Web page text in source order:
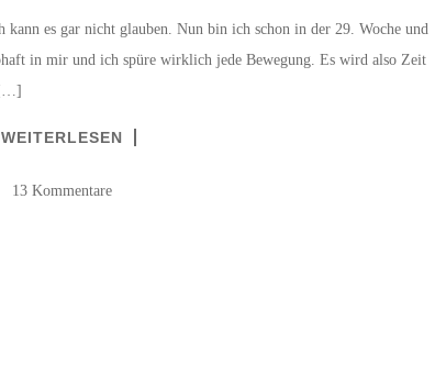
kann es gar nicht glauben. Nun bin ich schon in der 29. Woche und
in mir und ich spüre wirklich jede Bewegung. Es wird also Zeit
[…]
WEITERLESEN
13 Kommentare